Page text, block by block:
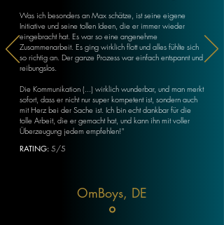
Was ich besonders an Max schätze, ist seine eigene
Initiative und seine tollen Ideen, die er immer wieder
eingebracht hat. Es war so eine angenehme
Zusammenarbeit. Es ging wirklich flott und alles fühlte sich
so richtig an. Der ganze Prozess war einfach entspannt und
reibungslos.
Die Kommunikation (...) wirklich wunderbar, und man merkt
sofort, dass er nicht nur super kompetent ist, sondern auch
mit Herz bei der Sache ist. Ich bin echt dankbar für die
tolle Arbeit, die er gemacht hat, und kann ihn mit voller
Überzeugung jedem empfehlen!"
RATING: 5/5
OmBoys, DE